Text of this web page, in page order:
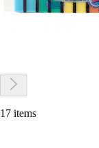
17 items